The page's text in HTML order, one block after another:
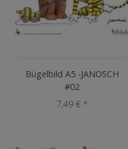
Bügelbild A5 -JANOSCH
#02
7,49 € *